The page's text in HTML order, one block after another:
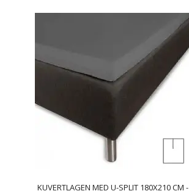
KUVERTLAGEN MED U-SPLIT 180X210 CM -